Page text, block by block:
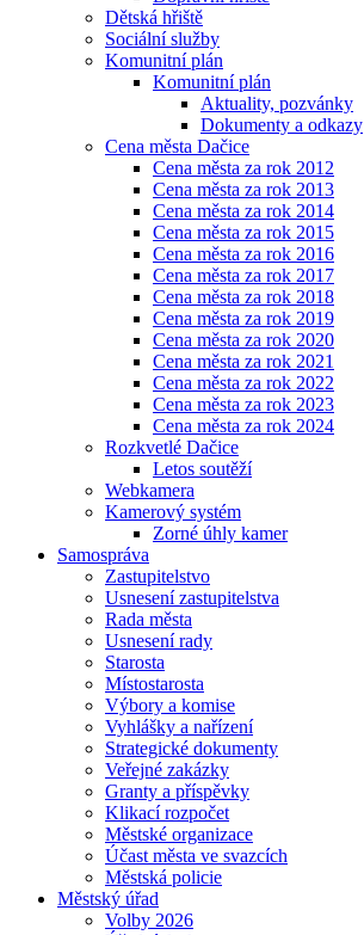
Dětská hřiště
Sociální služby
Komunitní plán
Komunitní plán
Aktuality, pozvánky
Dokumenty a odkazy
Cena města Dačice
Cena města za rok 2012
Cena města za rok 2013
Cena města za rok 2014
Cena města za rok 2015
Cena města za rok 2016
Cena města za rok 2017
Cena města za rok 2018
Cena města za rok 2019
Cena města za rok 2020
Cena města za rok 2021
Cena města za rok 2022
Cena města za rok 2023
Cena města za rok 2024
Rozkvetlé Dačice
Letos soutěží
Webkamera
Kamerový systém
Zorné úhly kamer
Samospráva
Zastupitelstvo
Usnesení zastupitelstva
Rada města
Usnesení rady
Starosta
Místostarosta
Výbory a komise
Vyhlášky a nařízení
Strategické dokumenty
Veřejné zakázky
Granty a příspěvky
Klikací rozpočet
Městské organizace
Účast města ve svazcích
Městská policie
Městský úřad
Volby 2026